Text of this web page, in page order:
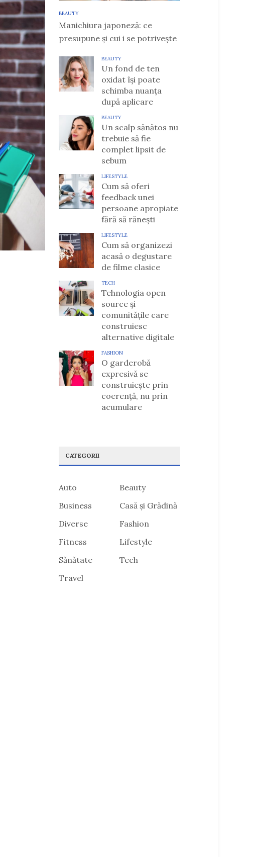
BEAUTY
Manichiura japoneză: ce
presupune și cui i se potrivește
BEAUTY
Un fond de ten
oxidat își poate
schimba nuanța
după aplicare
BEAUTY
Un scalp sănătos nu
trebuie să fie
complet lipsit de
sebum
LIFESTYLE
Cum să oferi
feedback unei
persoane apropiate
fără să rănești
LIFESTYLE
Cum să organizezi
acasă o degustare
de filme clasice
TECH
Tehnologia open
source și
comunitățile care
construiesc
alternative digitale
FASHION
O garderobă
expresivă se
construiește prin
coerență, nu prin
acumulare
CATEGORII
Auto
Beauty
Business
Casă și Grădină
Diverse
Fashion
Fitness
Lifestyle
Sănătate
Tech
Travel